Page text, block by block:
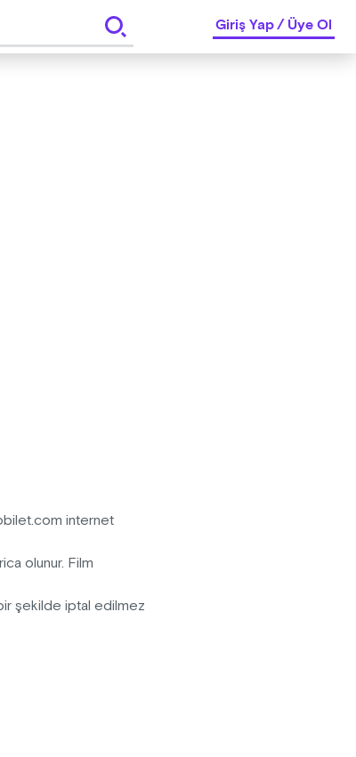
Giriş Yap/Üye Ol
internet
olunur. Film
şekilde iptal edilmez
sunulan bilet
fotoğraf